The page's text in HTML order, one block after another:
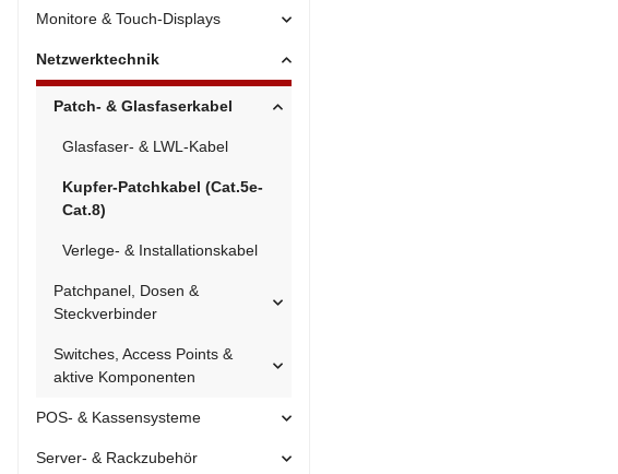
Monitore & Touch-Displays
Netzwerktechnik
Patch- & Glasfaserkabel
Glasfaser- & LWL-Kabel
Kupfer-Patchkabel (Cat.5e-
Cat.8)
Verlege- & Installationskabel
Patchpanel, Dosen &
Steckverbinder
Switches, Access Points &
aktive Komponenten
POS- & Kassensysteme
Server- & Rackzubehör